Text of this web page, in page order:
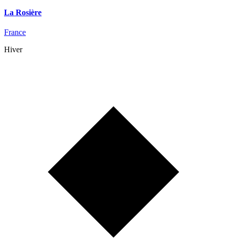
La Rosière
France
Hiver